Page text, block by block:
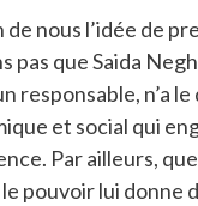
de nous l’idée de
que Saida
n’a
et social qui
Par ailleurs,
pouvoir lui donne